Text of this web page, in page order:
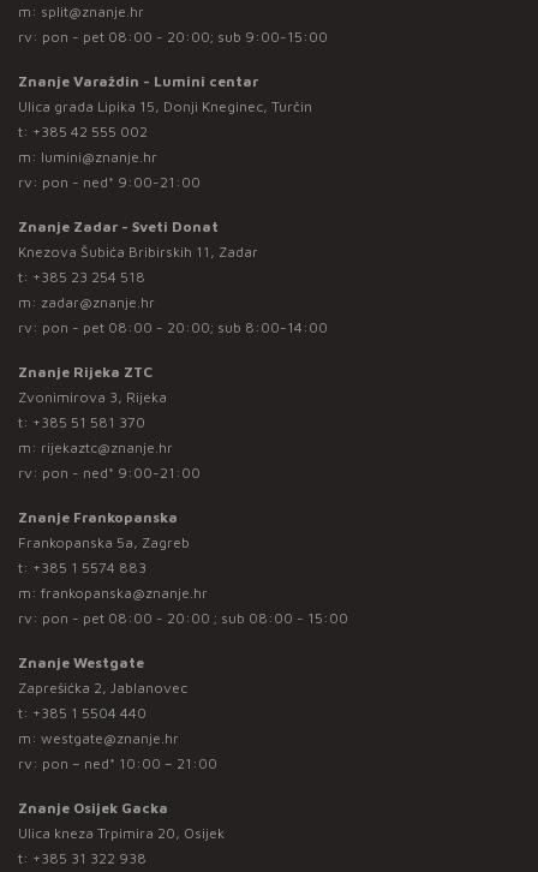
m: split@znanje.hr
rv: pon - pet 08:00 - 20:00; sub 9:00-15:00
Znanje Varaždin - Lumini centar
Ulica grada Lipika 15, Donji Kneginec, Turčin
t: +385 42 555 002
m: lumini@znanje.hr
rv: pon - ned* 9:00-21:00
Znanje Zadar - Sveti Donat
Knezova Šubića Bribirskih 11, Zadar
t: +385 23 254 518
m: zadar@znanje.hr
rv: pon - pet 08:00 - 20:00; sub 8:00-14:00
Znanje Rijeka ZTC
Zvonimirova 3, Rijeka
t: +385 51 581 370
m: rijekaztc@znanje.hr
rv: pon - ned* 9:00-21:00
Znanje Frankopanska
Frankopanska 5a, Zagreb
t: +385 1 5574 883
m: frankopanska@znanje.hr
rv: pon - pet 08:00 - 20:00 ; sub 08:00 - 15:00
Znanje Westgate
Zaprešićka 2, Jablanovec
t: +385 1 5504 440
m: westgate@znanje.hr
rv: pon – ned* 10:00 – 21:00
Znanje Osijek Gacka
Ulica kneza Trpimira 20, Osijek
t: +385 31 322 938